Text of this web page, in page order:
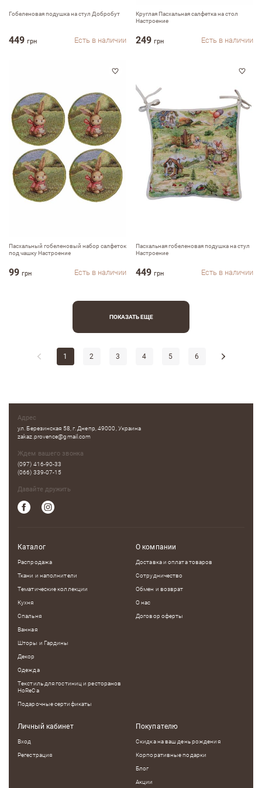
Гобеленовая подушка на стул Добробут
449 грн Есть в наличии
Круглая Пасхальная салфетка на стол
Настроение
249 грн Есть в наличии
Пасхальный гобеленовый набор салфеток
под чашку Настроение
99 грн Есть в наличии
Пасхальная гобеленовая подушка на стул
Настроение
449 грн Есть в наличии
ПОКАЗАТЬ ЕЩЕ
1 2 3 4 5 6
Адрес
ул. Березинская 58, г. Днепр, 49000, Украина
zakaz.provence@gmail.com
Ждем вашего звонка
(097) 416-90-33
(066) 339-07-15
Давайте дружить
Каталог
Распродажа
Ткани и наполнители
Тематические коллекции
Кухня
Спальня
Ванная
Шторы и Гардины
Декор
Одежда
Текстиль для гостиниц и ресторанов
HoReCa
Подарочные сертификаты
О компании
Доставка и оплата товаров
Сотрудничество
Обмен и возврат
О нас
Договор оферты
Личный кабинет
Вход
Регестрация
Покупателю
Скидка на ваш день рождения
Корпоративные подарки
Блог
Акции